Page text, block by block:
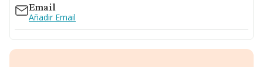
Email
Añadir Email